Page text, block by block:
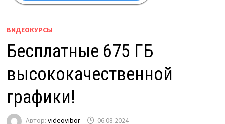
ВИДЕОКУРСЫ
Бесплатные 675 ГБ
высококачественной
графики!
Автор: videovibor 06.08.2024